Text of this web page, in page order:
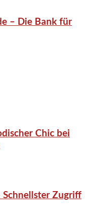
– Die Bank für
Chic bei
Schnellster Zugriff